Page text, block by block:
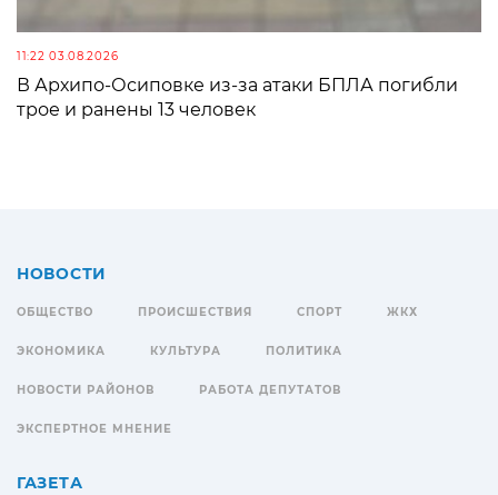
11:22 03.08.2026
В Архипо-Осиповке из-за атаки БПЛА погибли
трое и ранены 13 человек
НОВОСТИ
ОБЩЕСТВО ПРОИСШЕСТВИЯ СПОРТ ЖКХ
ЭКОНОМИКА КУЛЬТУРА ПОЛИТИКА
НОВОСТИ РАЙОНОВ РАБОТА ДЕПУТАТОВ
ЭКСПЕРТНОЕ МНЕНИЕ
ГАЗЕТА